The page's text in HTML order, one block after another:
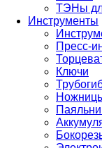
ТЭНы
Инструменты
Пресс-
Ключи